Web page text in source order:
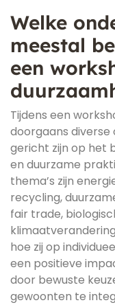
Welke
meestal
een
Tijdens een
doorgaans
gericht zijn op het
en duurzame
thema’s zijn
recycling,
fair trade,
hoe zij op
een positieve
door bewuste
gewoonten te